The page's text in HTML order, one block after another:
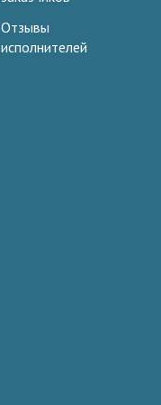
Отзывы
исполнителей